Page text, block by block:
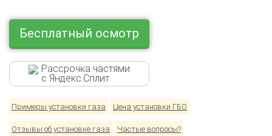
Бесплатный осмотр
Рассрочка частями
с Яндекс.Сплит
Примеры установки газа Цена установки ГБО
Отзывы об установке газа Частые вопросы?